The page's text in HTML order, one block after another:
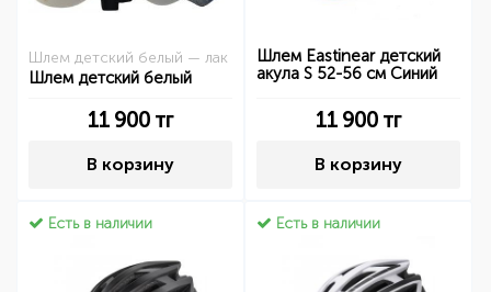
Шлем детский белый — лак
Шлем детский белый
11 900 тг
В корзину
Шлем Eastinear детский
акула S 52-56 см Синий
11 900 тг
В корзину
Есть в наличии Есть в наличии